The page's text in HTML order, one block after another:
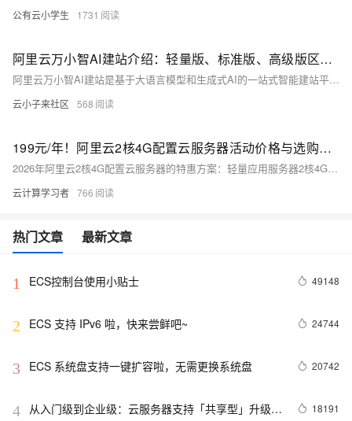
公有云小学生 1731
阿里云万小智AI建站介绍：轻量版、标准版、高级版区别及部署上线步骤参考
阿里云万小智AI建站是基于大语言模型和生成式AI的一站式智能建站平台，用户通过自然语言描述需求，AI即可自动生成含前端、后端、数据库及管理后台的完整网站，支持一键部署。产品分轻量版（Lite）、标准版（Pro）、高级版（Max）三档，覆盖个人展示到轻电商等场景。计费采用预付费模式，以灵感值为核心单位（1灵感值=0.01元），新人限时获赠2000灵感值免费体验，标准版和高级版享多年折扣（2年9折、3年8折、5年7折）。当前还有15元AI建站送.CN域名活动（至2026年6月30日），最低360元/年起，适合不同预算和需求的用户快速上线。
云小子来社区 568
199元/年！阿里云2核4G配置云服务器活动价格与选购指南：配置解析+适用场景及购买指南
2026年阿里云2核4G配置云服务器的特惠方案：轻量应用服务器2核4G（200M峰值带宽、50G ESSD云盘）抢购价199元/年，9.9元/月，适合个人开发者快速部署AI应用（如OpenClaw）。云服务器ECS通用算力型u1实例2核4G5M带宽同样199元/年，独享资源、新购续费同价，是企业用户性价比之选。此外还有经济型e实例99元/年、u2i实例680元起及c9i实例1742元起等多档可选。建议新用户追求快速上手选轻量应用服务器，企业稳定运营选u1实例，高并发高性能需求则考虑u2i或c9i实例。
云计算学习者 766
热门文章 最新文章
1 ECS控制台使用小贴士 49148
2 ECS 支持 IPv6 啦，快来尝鲜吧~ 24744
3 ECS 系统盘支持一键扩容啦，无需更换系统盘 20742
4 从入门级到企业级：云服务器支持「共享型」升级
18191